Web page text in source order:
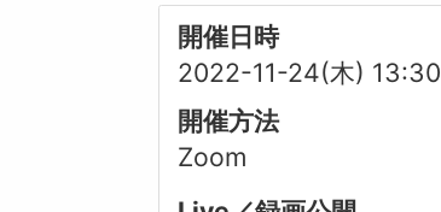
開催日時
2022-11-24(木) 13:30
開催方法
Zoom